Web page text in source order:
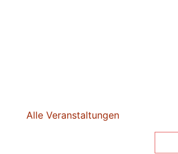
Alle Veranstaltungen